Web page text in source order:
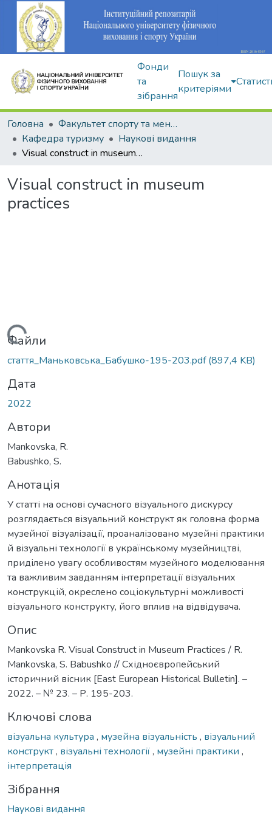
Фонди
та
зібрання
Пошук за
критеріями
Головна
Факультет спорту та менеджменту
Кафедра туризму
Наукові видання
Visual construct in museum practices
Visual construct in museum
practices
Вантажиться...
Файли
стаття_Маньковська_Бабушко-195-203.pdf(897,4 KB)
Дата
2022
Автори
Mankovska, R.
Babushko, S.
Анотація
У статті на основі сучасного візуального дискурсу
розглядається візуальний конструкт як головна форма
музейної візуалізації, проаналізовано музейні практики
й візуальні технології в українському музейництві,
приділено увагу особливостям музейного моделювання
та важливим завданням інтерпретації візуальних
конструкцій, окреслено соціокультурні можливості
візуального конструкту, його вплив на відвідувача.
Опис
Mankovska R. Visual Construct in Museum Practices / R.
Mankovska, S. Babushko // Східноєвропейський
історичний вісник [East European Historical Bulletin]. –
2022. – № 23. – Р. 195-203.
Ключові слова
візуальна культура , музейна візуальність , візуальний
конструкт, візуальні технології, музейні практики ,
інтерпретація
Зібрання
Наукові видання